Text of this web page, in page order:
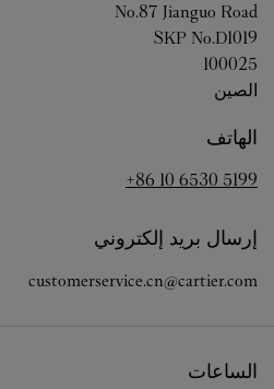
No.87 Jianguo Road
SKP No.D1019
100025
الصين
الهاتف
+86 10 6530 5199
إرسال بريد إلكتروني
customerservice.cn@cartier.com
الساعات